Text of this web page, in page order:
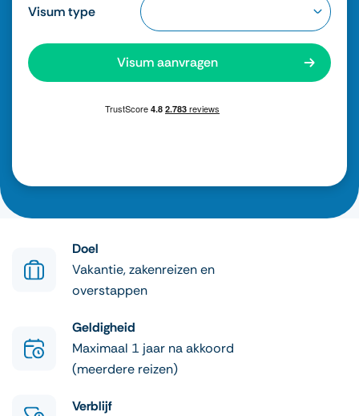
Visum type
Visum aanvragen
Doel
Vakantie, zakenreizen en
overstappen
Geldigheid
Maximaal 1 jaar na akkoord
(meerdere reizen)
Verblijf